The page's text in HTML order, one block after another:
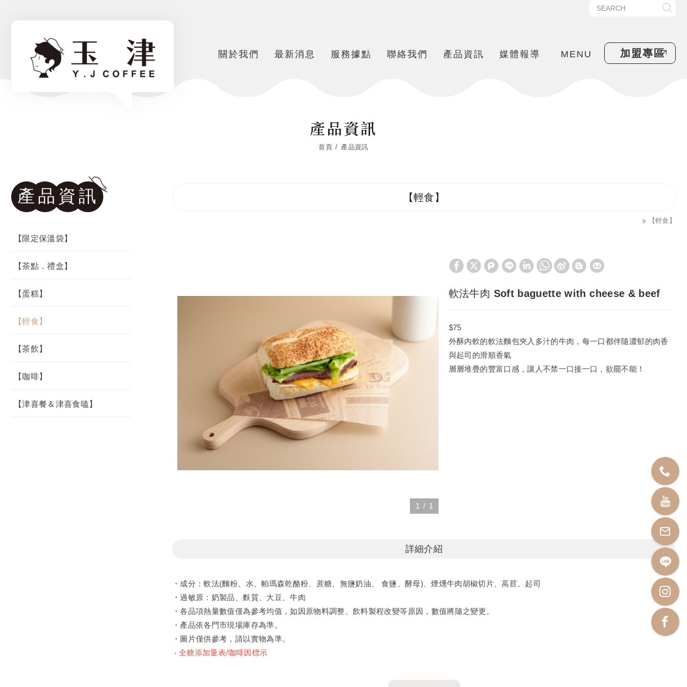
關於我們 最新消息 服務據點 聯絡我們 產品資訊 媒體報導 MENU 加盟專區
產品資訊
首頁 產品資訊
產品資訊
【限定保溫袋】
【茶點．禮盒】
【蛋糕】
【輕食】
【茶飲】
【咖啡】
【津喜餐＆津喜食嗑】
【輕食】
【輕食】
軟法牛肉 Soft baguette with cheese & beef
$75
外酥內軟的軟法麵包夾入多汁的牛肉，每一口都伴隨濃郁的肉香
與起司的滑順香氣
層層堆疊的豐富口感，讓人不禁一口接一口，欲罷不能！
1 / 1
詳細介紹
・成分：軟法(麵粉、水、帕瑪森乾酪粉、蔗糖、無鹽奶油、 食鹽、酵母)、煙燻牛肉胡椒切片、萵苣、起司
・過敏原：奶製品、麩質、大豆、牛肉
・各品項熱量數值僅為參考均值，如因原物料調整、飲料製程改變等原因，數值將隨之變更。
・產品依各門市現場庫存為準。
・圖片僅供參考，請以實物為準。
‧全糖添加量表/咖啡因標示